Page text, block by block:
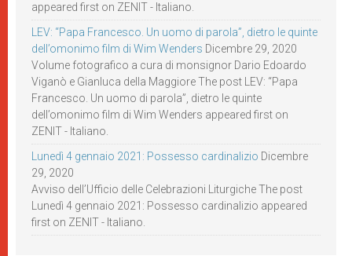
appeared first on ZENIT - Italiano.
LEV: “Papa Francesco. Un uomo di parola”, dietro le quinte
dell’omonimo film di Wim Wenders Dicembre 29, 2020
Volume fotografico a cura di monsignor Dario Edoardo
Viganò e Gianluca della Maggiore The post LEV: “Papa
Francesco. Un uomo di parola”, dietro le quinte
dell’omonimo film di Wim Wenders appeared first on
ZENIT - Italiano.
Lunedì 4 gennaio 2021: Possesso cardinalizio Dicembre
29, 2020
Avviso dell’Ufficio delle Celebrazioni Liturgiche The post
Lunedì 4 gennaio 2021: Possesso cardinalizio appeared
first on ZENIT - Italiano.